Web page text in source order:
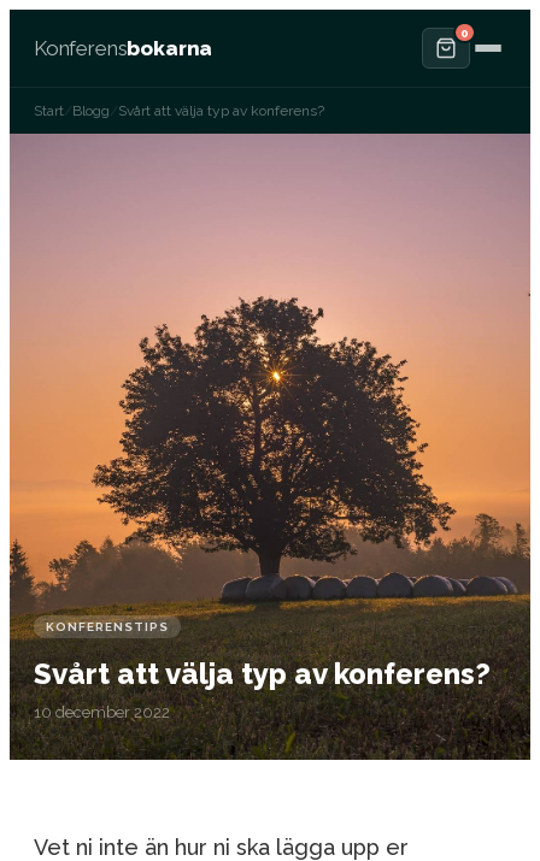
Konferensbokarna
0
Start Blogg Svårt att välja typ av konferens?
KONFERENSTIPS
Svårt att välja typ av konferens?
10 december 2022
Vet ni inte än hur ni ska lägga upp er